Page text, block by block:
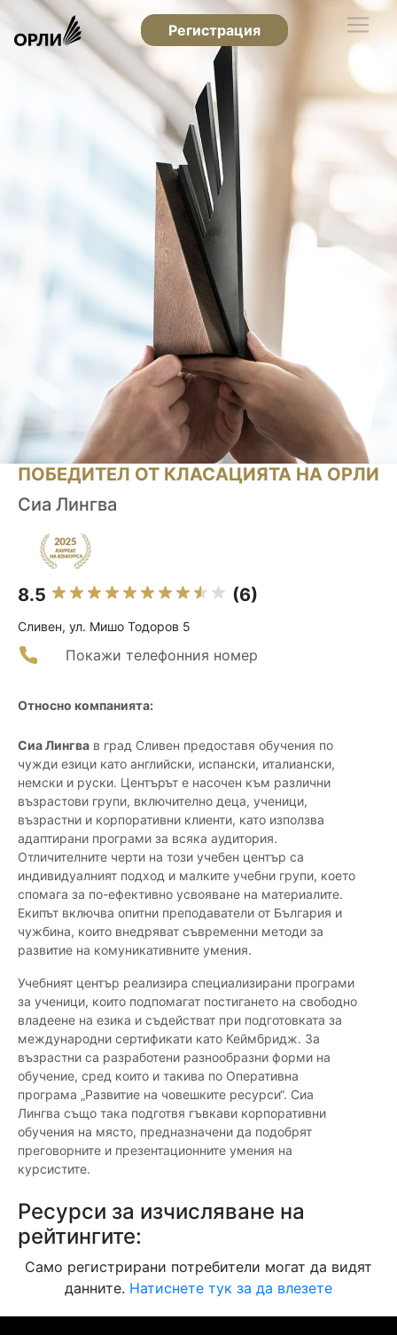
Регистрация
ПОБЕДИТЕЛ ОТ КЛАСАЦИЯТА НА ОРЛИ
Сиа Лингва
8.5 (6)
Сливен, ул. Мишо Тодоров 5
Покажи телефонния номер
Относно компанията:
Сиа Лингва в град Сливен предоставя обучения по
чужди езици като английски, испански, италиански,
немски и руски. Центърът е насочен към различни
възрастови групи, включително деца, ученици,
възрастни и корпоративни клиенти, като използва
адаптирани програми за всяка аудитория.
Отличителните черти на този учебен център са
индивидуалният подход и малките учебни групи, което
спомага за по-ефективно усвояване на материалите.
Екипът включва опитни преподаватели от България и
чужбина, които внедряват съвременни методи за
развитие на комуникативните умения.
Учебният център реализира специализирани програми
за ученици, които подпомагат постигането на свободно
владеене на езика и съдействат при подготовката за
международни сертификати като Кеймбридж. За
възрастни са разработени разнообразни форми на
обучение, сред които и такива по Оперативна
програма „Развитие на човешките ресурси“. Сиа
Лингва също така подготвя гъвкави корпоративни
обучения на място, предназначени да подобрят
преговорните и презентационните умения на
курсистите.
Ресурси за изчисляване на
рейтингите:
Само регистрирани потребители могат да видят
данните. Натиснете тук за да влезете